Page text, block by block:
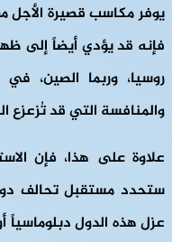
يوفر مكاسب قصيرة الأجل
فإنه قد يؤدي أيضاً إلى
روسيا، وربما الصين،
والمنافسة التي قد
علاوة على هذا، فإن
ستحدد مستقبل تحالف
عزل هذه الدول دبلوماسياً